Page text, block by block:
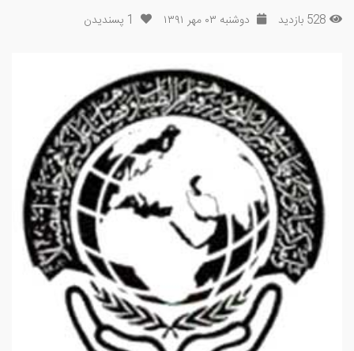
528 بازدید دوشنبه ۰۳ مهر ۱۳۹۱ 1 پسندیدن